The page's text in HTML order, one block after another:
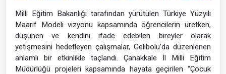
Milli Eğitim Bakanlığı tarafından yürütülen Türkiye Yüzyılı
Maarif Modeli vizyonu kapsamında öğrencilerin üretken,
düşünen ve kendini ifade edebilen bireyler olarak
yetişmesini hedefleyen çalışmalar, Gelibolu’da düzenlenen
anlamlı bir etkinlikle taçlandı. Çanakkale İl Milli Eğitim
Müdürlüğü projeleri kapsamında hayata geçirilen “Çocuk